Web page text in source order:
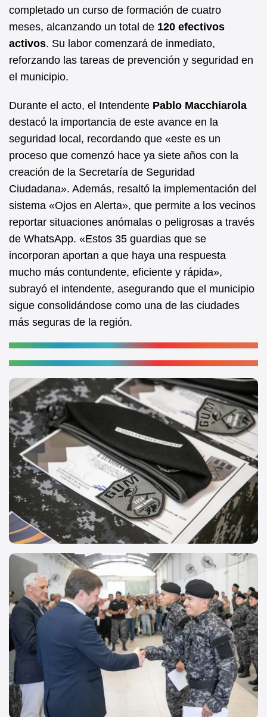
completado un curso de formación de cuatro
meses, alcanzando un total de 120 efectivos
activos. Su labor comenzará de inmediato,
reforzando las tareas de prevención y seguridad en
el municipio.
Durante el acto, el Intendente Pablo Macchiarola
destacó la importancia de este avance en la
seguridad local, recordando que «este es un
proceso que comenzó hace ya siete años con la
creación de la Secretaría de Seguridad
Ciudadana». Además, resaltó la implementación del
sistema «Ojos en Alerta», que permite a los vecinos
reportar situaciones anómalas o peligrosas a través
de WhatsApp. «Estos 35 guardias que se
incorporan aportan a que haya una respuesta
mucho más contundente, eficiente y rápida»,
subrayó el intendente, asegurando que el municipio
sigue consolidándose como una de las ciudades
más seguras de la región.